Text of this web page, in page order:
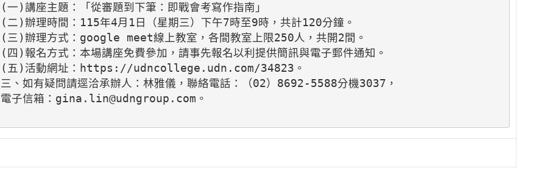
(一)講座主題：「從審題到下筆：即戰會考寫作指南」
(二)辦理時間：115年4月1日（星期三）下午7時至9時，共計120分鐘。
(三)辦理方式：google meet線上教室，各間教室上限250人，共開2間。
(四)報名方式：本場講座免費參加，請事先報名以利提供簡訊與電子郵件通知。
(五)活動網址：https://udncollege.udn.com/34823。
三、如有疑問請逕洽承辦人：林雅儀，聯絡電話：（02）8692-5588分機3037，
電子信箱：gina.lin@udngroup.com。